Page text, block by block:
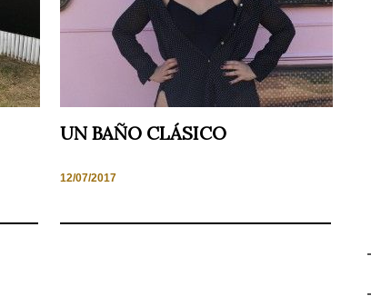
UN BAÑO CLÁSICO
12/07/2017